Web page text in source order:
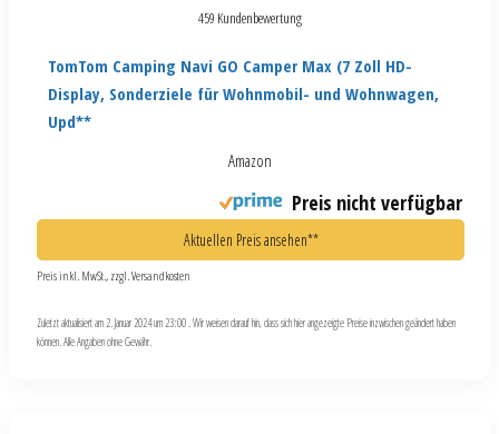
459 Kundenbewertung
TomTom Camping Navi GO Camper Max (7 Zoll HD-
Display, Sonderziele für Wohnmobil- und Wohnwagen,
Upd**
Amazon
Preis nicht verfügbar
Aktuellen Preis ansehen**
Preis inkl. MwSt., zzgl. Versandkosten
Zuletzt aktualisiert am 2. Januar 2024 um 23:00 . Wir weisen darauf hin, dass sich hier angezeigte Preise inzwischen geändert haben
können. Alle Angaben ohne Gewähr.